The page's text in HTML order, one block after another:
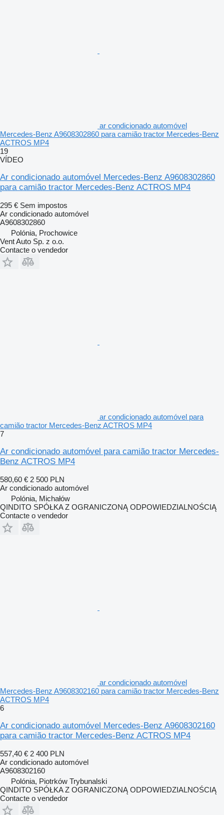
ar condicionado automóvel
Mercedes-Benz A9608302860 para camião tractor Mercedes-Benz
ACTROS MP4
19
VÍDEO
Ar condicionado automóvel Mercedes-Benz A9608302860
para camião tractor Mercedes-Benz ACTROS MP4
295 € Sem impostos
Ar condicionado automóvel
A9608302860
Polónia, Prochowice
Vent Auto Sp. z o.o.
Contacte o vendedor
ar condicionado automóvel para
camião tractor Mercedes-Benz ACTROS MP4
7
Ar condicionado automóvel para camião tractor Mercedes-
Benz ACTROS MP4
580,60 € 2 500 PLN
Ar condicionado automóvel
Polónia, Michałów
QINDITO SPÓŁKA Z OGRANICZONĄ ODPOWIEDZIALNOŚCIĄ
Contacte o vendedor
ar condicionado automóvel
Mercedes-Benz A9608302160 para camião tractor Mercedes-Benz
ACTROS MP4
6
Ar condicionado automóvel Mercedes-Benz A9608302160
para camião tractor Mercedes-Benz ACTROS MP4
557,40 € 2 400 PLN
Ar condicionado automóvel
A9608302160
Polónia, Piotrków Trybunalski
QINDITO SPÓŁKA Z OGRANICZONĄ ODPOWIEDZIALNOŚCIĄ
Contacte o vendedor